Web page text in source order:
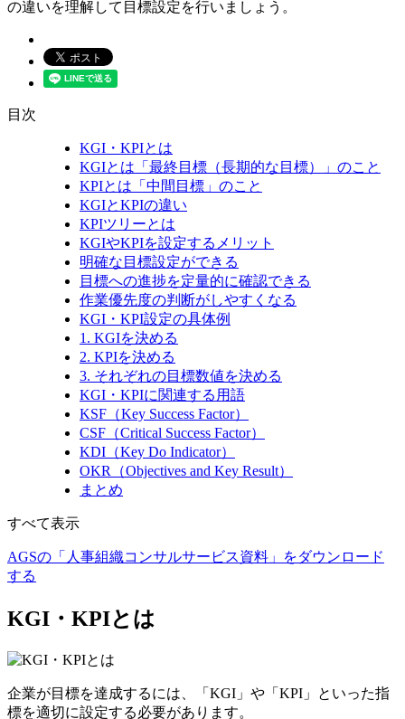
の違いを理解して目標設定を行いましょう。
目次
KGI・KPIとは
KGIとは「最終目標（長期的な目標）」のこと
KPIとは「中間目標」のこと
KGIとKPIの違い
KPIツリーとは
KGIやKPIを設定するメリット
明確な目標設定ができる
目標への進捗を定量的に確認できる
作業優先度の判断がしやすくなる
KGI・KPI設定の具体例
1. KGIを決める
2. KPIを決める
3. それぞれの目標数値を決める
KGI・KPIに関連する用語
KSF（Key Success Factor）
CSF（Critical Success Factor）
KDI（Key Do Indicator）
OKR（Objectives and Key Result）
まとめ
すべて表示
AGSの「人事組織コンサルサービス資料」をダウンロード
する
KGI・KPIとは
企業が目標を達成するには、「KGI」や「KPI」といった指
標を適切に設定する必要があります。